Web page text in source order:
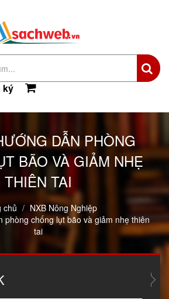
ký
DẪN PHÒNG
BÃO VÀ GIẢM NHẸ
THIÊN TAI
chủ
NXB Nông Nghiệp
phòng chống lụt bão và giảm nhẹ thiên
tai